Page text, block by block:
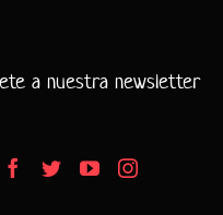
a nuestra newsletter